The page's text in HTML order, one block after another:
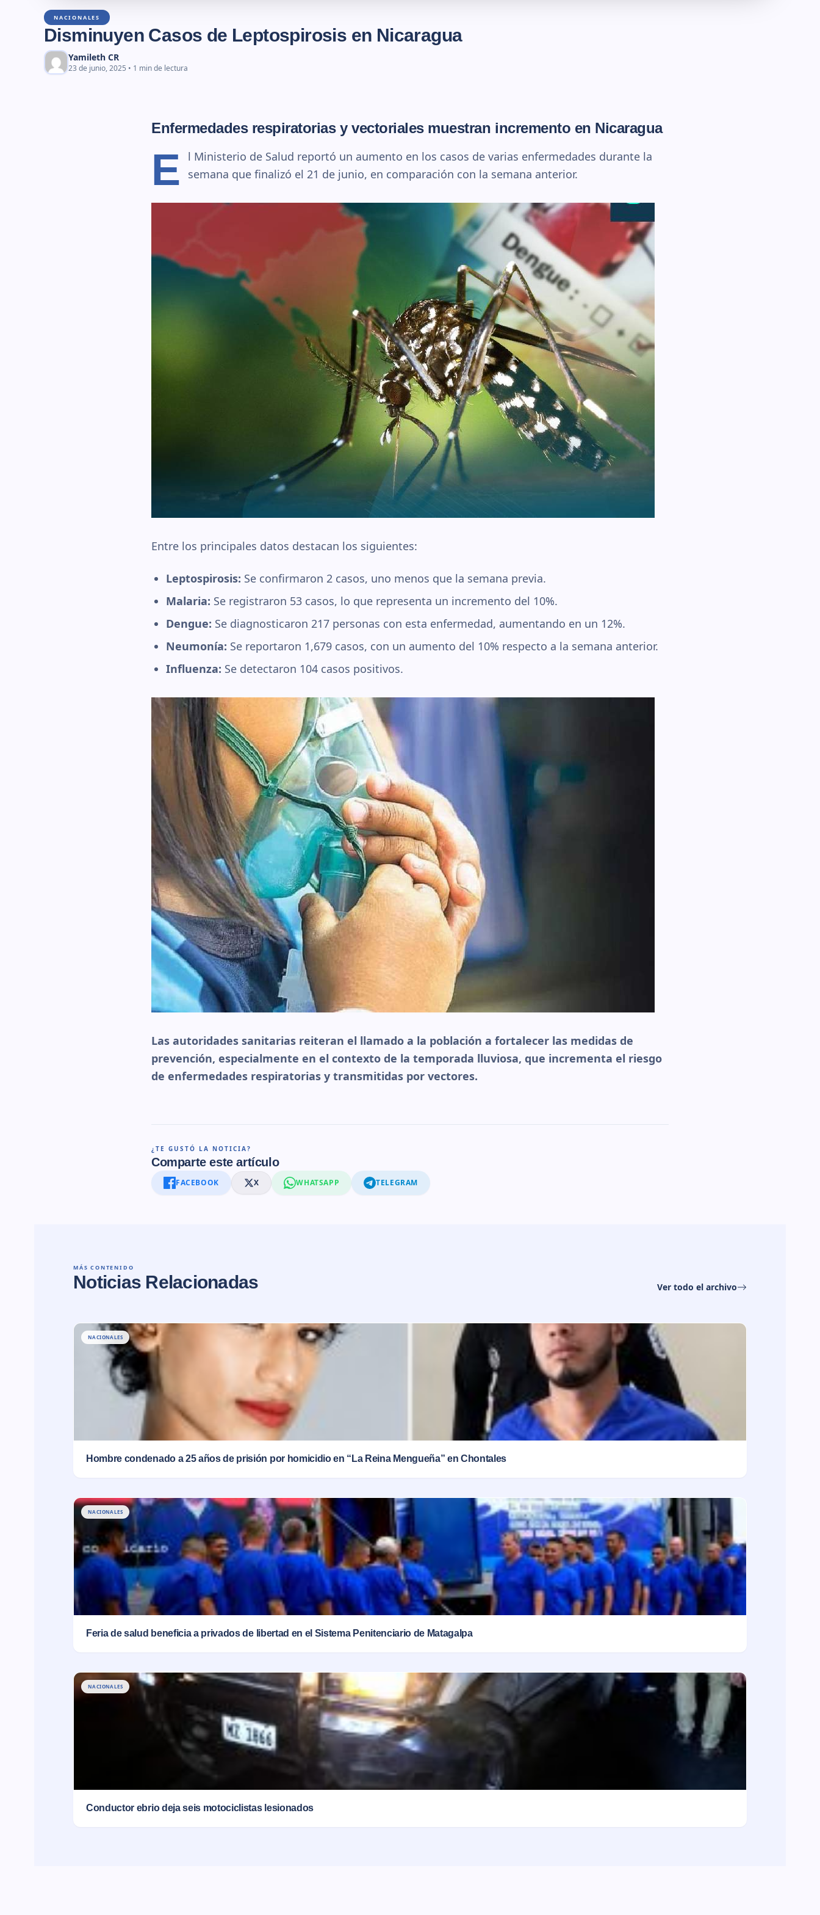
NACIONALES
Disminuyen Casos de Leptospirosis en Nicaragua
Yamileth CR
23 de junio, 2025 • 1 min de lectura
Enfermedades respiratorias y vectoriales muestran incremento en Nicaragua
E
l Ministerio de Salud reportó un aumento en los casos de varias enfermedades durante la
semana que finalizó el 21 de junio, en comparación con la semana anterior.
Entre los principales datos destacan los siguientes:
Leptospirosis: Se confirmaron 2 casos, uno menos que la semana previa.
Malaria: Se registraron 53 casos, lo que representa un incremento del 10%.
Dengue: Se diagnosticaron 217 personas con esta enfermedad, aumentando en un 12%.
Neumonía: Se reportaron 1,679 casos, con un aumento del 10% respecto a la semana anterior.
Influenza: Se detectaron 104 casos positivos.
Las autoridades sanitarias reiteran el llamado a la población a fortalecer las medidas de
prevención, especialmente en el contexto de la temporada lluviosa, que incrementa el riesgo
de enfermedades respiratorias y transmitidas por vectores.
¿TE GUSTÓ LA NOTICIA?
Comparte este artículo
FACEBOOK X WHATSAPP TELEGRAM
MÁS CONTENIDO
Noticias Relacionadas Ver todo el archivo
NACIONALES
Hombre condenado a 25 años de prisión por homicidio en “La Reina Mengueña” en Chontales
NACIONALES
Feria de salud beneficia a privados de libertad en el Sistema Penitenciario de Matagalpa
NACIONALES
Conductor ebrio deja seis motociclistas lesionados